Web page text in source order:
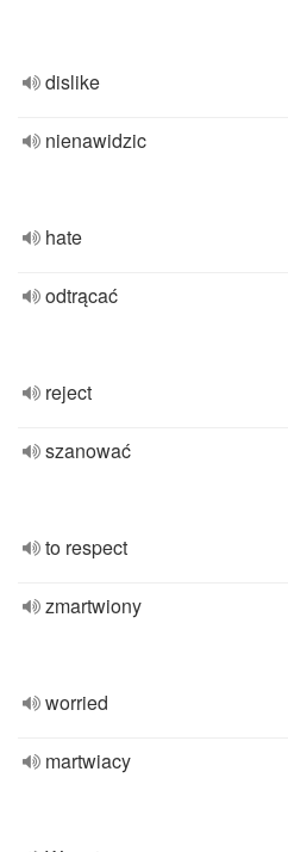
dislike
nienawidzic
hate
odtrącać
reject
szanować
to respect
zmartwiony
worried
martwiacy